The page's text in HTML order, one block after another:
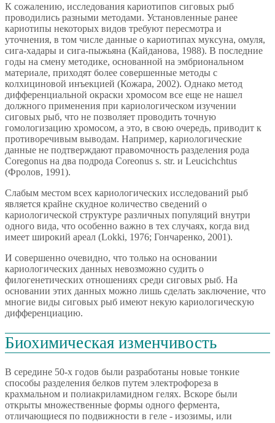
К сожалению, исследования кариотипов сиговых рыб
проводились разными методами. Установленные ранее
кариотипы некоторых видов требуют пересмотра и
уточнения, в том числе данные о кариотипах муксуна, омуля,
сига-хадары и сига-пыжьяна (Кайданова, 1988). В последние
годы на смену методике, основанной на эмбриональном
материале, приходят более совершенные методы с
колхициновой инъекцией (Кожара, 2002). Однако метод
дифференциальной окраски хромосом все еще не нашел
должного применения при кариологическом изучении
сиговых рыб, что не позволяет проводить точную
гомологизацию хромосом, а это, в свою очередь, приводит к
противоречивым выводам. Например, кариологические
данные не подтверждают правомочность разделения рода
Coregonus на два подрода Coreonus s. str. и Leucichchtus
(Фролов, 1991).
Слабым местом всех кариологических исследований рыб
является крайне скудное количество сведений о
кариологической структуре различных популяций внутри
одного вида, что особенно важно в тех случаях, когда вид
имеет широкий ареал (Lokki, 1976; Гончаренко, 2001).
И совершенно очевидно, что только на основании
кариологических данных невозможно судить о
филогенетических отношениях среди сиговых рыб. На
основании этих данных можно лишь сделать заключение, что
многие виды сиговых рыб имеют некую кариологическую
дифференциацию.
Биохимическая изменчивость
В середине 50-х годов были разработаны новые тонкие
способы разделения белков путем электрофореза в
крахмальном и полиакриламидном гелях. Вскоре были
открыты множественные формы одного фермента,
отличающиеся по подвижности в геле - изозимы, или